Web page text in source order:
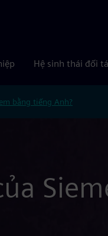
Hệ sinh thái đối
bằng tiếng Anh?